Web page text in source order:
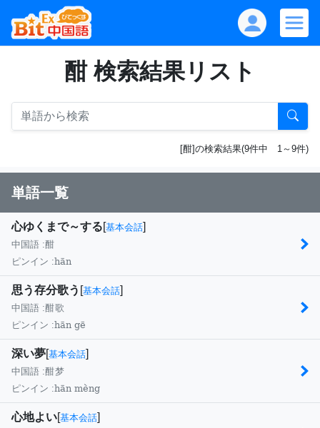
酣 検索結果リスト
[酣]の検索結果(9件中 1～9件)
単語一覧
心ゆくまで～する[基本会話]
中国語 :酣
ピンイン :hān
思う存分歌う [基本会話]
中国語 :酣歌
ピンイン :hān gē
深い夢[基本会話]
中国語 :酣梦
ピンイン :hān mèng
心地よい[基本会話]